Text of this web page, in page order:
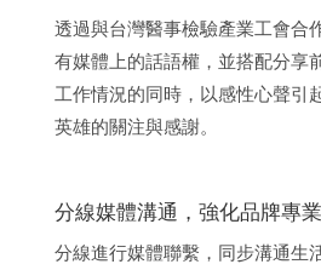
透過與台灣醫事檢驗產業工會合
有媒體上的話語權，並搭配分享
工作情況的同時，以感性心聲引
英雄的關注與感謝。
分線媒體溝通，強化品牌專
分線進行媒體聯繫，同步溝通生